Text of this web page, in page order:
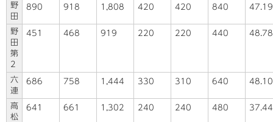
野
田
890 918 1,808 420 420 840 47.19
野
田
第
2
451 468 919 220 220 440 48.78
六
連
686 758 1,444 330 310 640 48.10
高
松
641 661 1,302 240 240 480 37.44